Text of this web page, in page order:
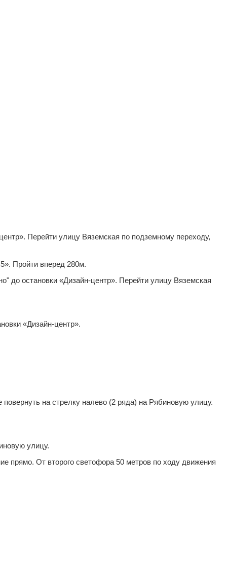
Перейти улицу Вяземская по подземному переходу,
Пройти вперед 280м.
до остановки «Дизайн-центр». Перейти улицу Вяземская
«Дизайн-центр».
на стрелку налево (2 ряда) на Рябиновую улицу.
улицу.
От второго светофора 50 метров по ходу движения